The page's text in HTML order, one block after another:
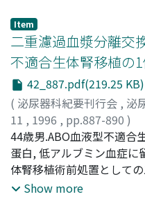
以上の結果から, 左腎由来
いても悪性腫瘍が否定で
腎摘除術を施行し, 右腎は
不整な部分は, 組織学的に
1, pT2, pV0であった.又,
Item
二重濾過血漿分離交
不適合生体腎移植の
42_887.pdf(219.25 KB)
( 泌尿器科紀要刊行会 , 泌
11 , 1996 , pp.887-890 )
平野, 恭弘;大平, 智昭;石
田, 公生;HIRANO,
Akira;USHIYAMA,
Kimio
44歳男.ABO血液型不適合
蛋白, 低アルブミン血症に
体腎移植術前処置として
(DEPP)による赤血球抗体
Show more